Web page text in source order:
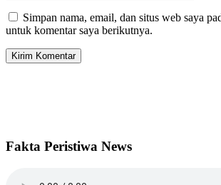
Simpan nama, email, dan situs web saya
untuk komentar saya berikutnya.
Fakta Peristiwa News